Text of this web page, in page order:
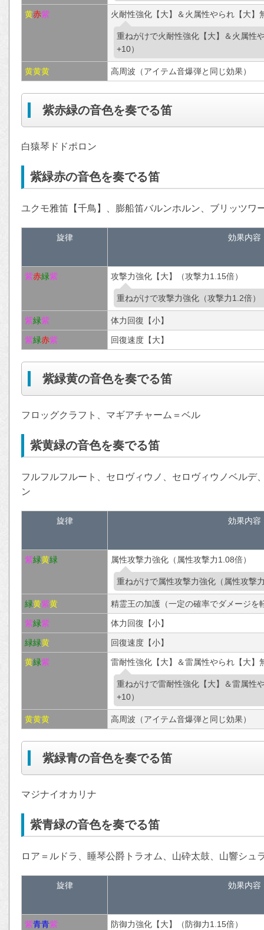
黄赤紫 火耐性強化【大】＆火属性やられ【大】
重ねがけで火耐性強化【大】＆火属性
+10）
黄黄黄 高周波（アイテム音爆弾と同じ効果）
紫赤緑の音色を奏でる笛
白猿琴ドドポロン
紫緑赤の音色を奏でる笛
ユクモ雅笛【千鳥】、膨船笛バルンホルン、ブリッツワ
旋律 効果内容
紫赤緑紫 攻撃力強化【大】（攻撃力1.15倍）
重ねがけで攻撃力強化（攻撃力1.2倍）
紫緑紫 体力回復【小】
紫緑赤紫 回復速度【大】
紫緑黄の音色を奏でる笛
フロッグクラフト、マギアチャーム＝ベル
紫黄緑の音色を奏でる笛
フルフルフルート、セロヴィウノ、セロヴィウノベルデ
ン
旋律 効果内容
紫緑黄緑 属性攻撃力強化（属性攻撃力1.08倍）
重ねがけで属性攻撃力強化（属性攻撃
緑黄紫黄 精霊王の加護（一定の確率でダメージを
紫緑紫 体力回復【小】
緑緑黄 回復速度【小】
黄緑紫 雷耐性強化【大】＆雷属性やられ【大】
重ねがけで雷耐性強化【大】＆雷属性
+10）
黄黄黄 高周波（アイテム音爆弾と同じ効果）
紫緑青の音色を奏でる笛
マジナイオカリナ
紫青緑の音色を奏でる笛
ロア＝ルドラ、睡琴公爵トラオム、山砕太鼓、山響シュ
旋律 効果内容
紫青青紫 防御力強化【大】（防御力1.15倍）